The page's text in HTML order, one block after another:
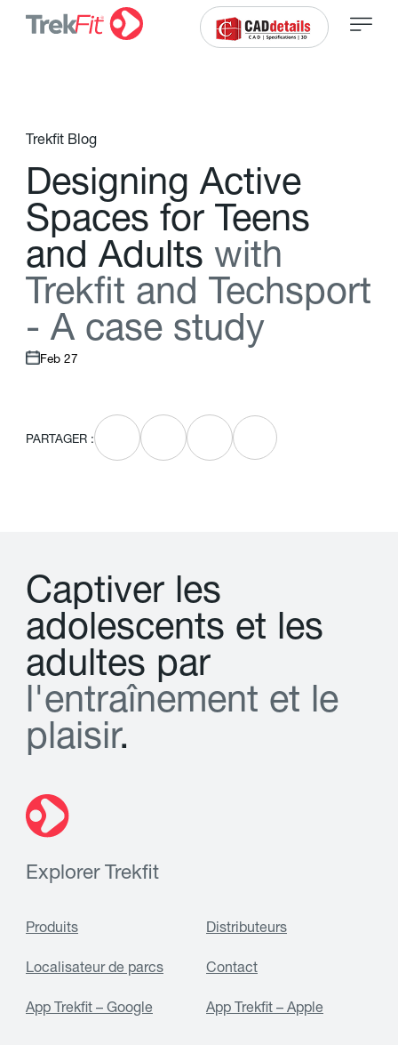
Trekfit Blog
Designing Active
Spaces for Teens
and Adults with
Trekft and Techsport
- A case study
Feb 27
PARTAGER :
Captiver les
adolescents et les
adultes par
l'entraînement et le
plaisir.
Explorer Trekfit
Produits Distributeurs
Localisateur de parcs Contact
App Trekfit – Google App Trekfit – Apple